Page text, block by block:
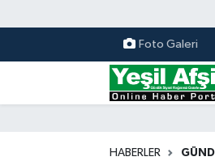
Foto Galeri
HABERLER
Vefatlar
Kahramanmaraş Nöbetçi
Kahramanmaraş Hava
Kahramanmaraş Namaz